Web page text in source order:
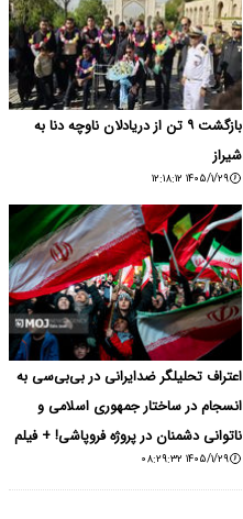
بازگشت ۹ تن از دریادلان ناوچه دنا به
شیراز
۱۴۰۵/۱/۲۹ ۱۲:۱۸:۱۲
اعتراف تحلیلگر ضدایرانی در بی‌بی‌سی به
انسجام در ساختار جمهوری اسلامی و
ناتوانی دشمنان در پروژه فروپاشی! + فیلم
۱۴۰۵/۱/۲۹ ۰۸:۲۹:۳۲